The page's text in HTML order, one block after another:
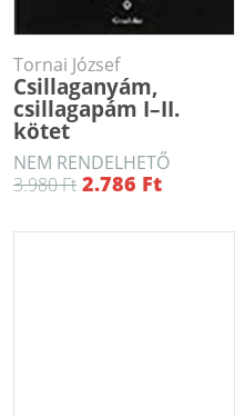
Tornai József
Csillaganyám,
csillagapám I–II.
kötet
NEM RENDELHETŐ
3.980 Ft 2.786 Ft